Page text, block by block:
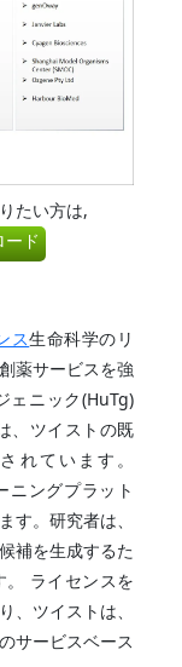
たい方は,
ード
ス生命科学のリ
薬サービスを強
ェニック(HuTg)
、ツイストの既
れています。
ニングプラット
す。研究者は、
補を生成するた
ライセンスを
、ツイストは、
サービスベース